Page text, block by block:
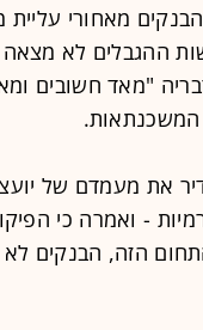
הבנקים מאחורי
ההגבלים לא
"מאד חשובים
המשכנתאות.
את מעמדם של
- ואמרה כי
הזה, הבנקים לא